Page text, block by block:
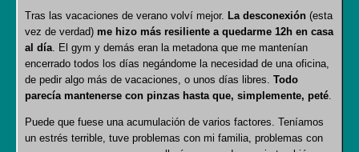
Tras las vacaciones de verano volví mejor. La desconexión (esta
vez de verdad) me hizo más resiliente a quedarme 12h en casa
al día . El gym y demás eran la metadona que me mantenían
encerrado todos los días negándome la necesidad de una oficina,
de pedir algo más de vacaciones, o unos días libres. Todo
parecía mantenerse con pinzas hasta que, simplemente, peté
Puede que fuese una acumulación de varios factores. Teníamos
un estrés terrible, tuve problemas con mi familia, problemas con